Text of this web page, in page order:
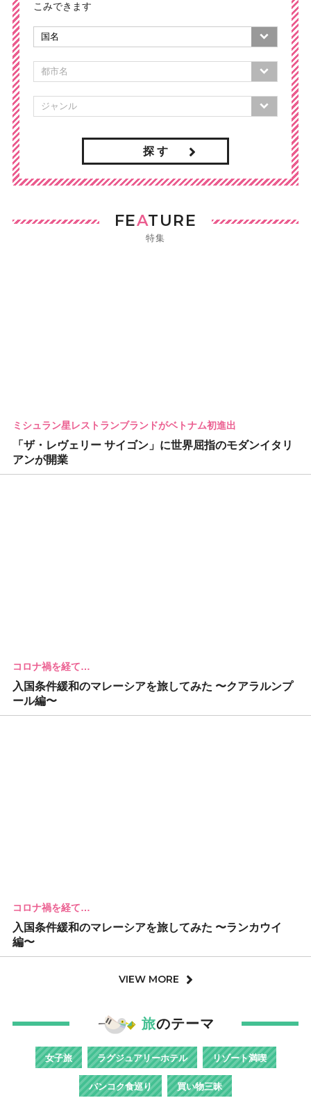
こみできます
探 す
FEATURE
特集
ミシュラン星レストランブランドがベトナム初進出
「ザ・レヴェリー サイゴン」に世界屈指のモダンイタリ
アンが開業
コロナ禍を経て…
入国条件緩和のマレーシアを旅してみた 〜クアラルンプ
ール編〜
コロナ禍を経て…
入国条件緩和のマレーシアを旅してみた 〜ランカウイ
編〜
VIEW MORE
旅のテーマ
女子旅 ラグジュアリーホテル リゾート満喫
バンコク食巡り 買い物三昧